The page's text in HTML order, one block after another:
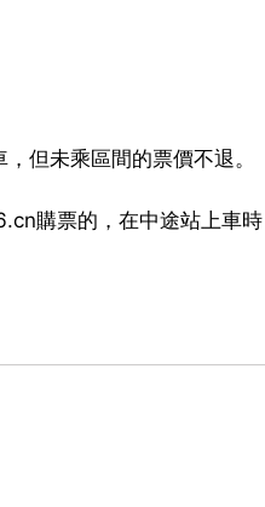
但未乘區間的票價不退。
購票的，在中途站上車時